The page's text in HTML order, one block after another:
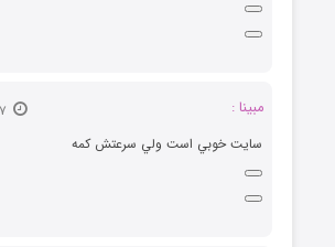
مبينا :
سايت خوبي است ولي سرعتش كمه